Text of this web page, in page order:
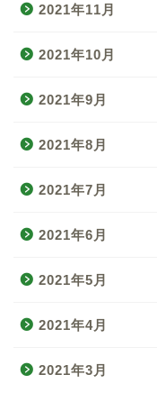
2021年11月
2021年10月
2021年9月
2021年8月
2021年7月
2021年6月
2021年5月
2021年4月
2021年3月